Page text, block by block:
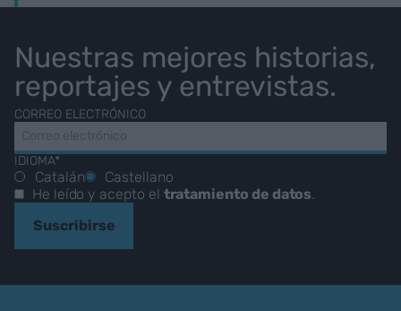
Nuestras mejores historias,
reportajes y entrevistas.
CORREO ELECTRÓNICO
IDIOMA*
Catalán
Castellano
He leído y acepto el tratamiento de datos.
Suscribirse